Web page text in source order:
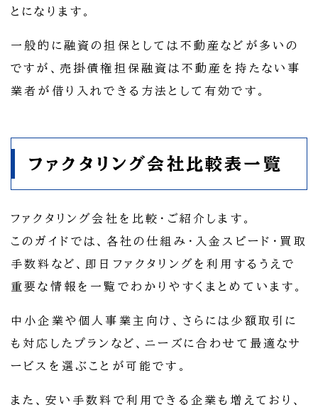
とになります。
一般的に融資の担保としては不動産などが多いの
ですが、売掛債権担保融資は不動産を持たない事
業者が借り入れできる方法として有効です。
ファクタリング会社比較表一覧
ファクタリング会社を比較・ご紹介します。
このガイドでは、各社の仕組み・入金スピード・買取
手数料など、即日ファクタリングを利用するうえで
重要な情報を一覧でわかりやすくまとめています。
中小企業や個人事業主向け、さらには少額取引に
も対応したプランなど、ニーズに合わせて最適なサ
ービスを選ぶことが可能です。
また、安い手数料で利用できる企業も増えており、